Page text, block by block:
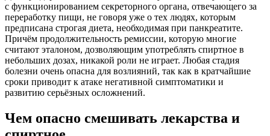
с функционированием секреторного органа, отвечающего за
переработку пищи, не говоря уже о тех людях, которым
предписана строгая диета, необходимая при панкреатите.
Причём продолжительность ремиссии, которую многие
считают эталоном, дозволяющим употреблять спиртное в
небольших дозах, никакой роли не играет. Любая стадия
болезни очень опасна для возлияний, так как в кратчайшие
сроки приводит к атаке негативной симптоматики и
развитию серьёзных осложнений.
Чем опасно смешивать лекарства и